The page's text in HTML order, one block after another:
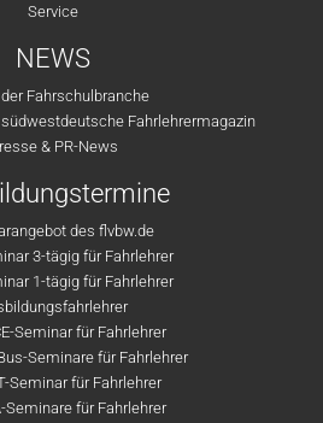
Service
NEWS
Fahrschulbranche
Fahrlehrermagazin
& PR-News
des flvbw.de
3-tägig für Fahrlehrer
1-tägig für Fahrlehrer
Seminar für Fahrlehrer
Seminare für Fahrlehrer
Seminar für Fahrlehrer
Seminare für Fahrlehrer